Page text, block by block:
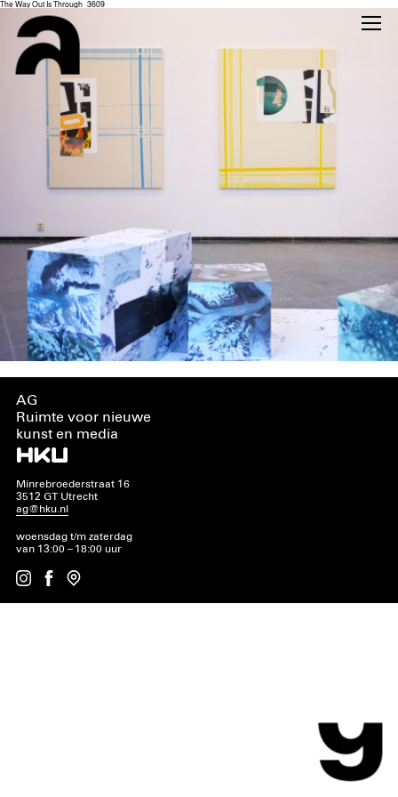
The Way Out Is Through_3609
AG
Ruimte voor nieuwe
kunst en media
Minrebroederstraat 16
3512 GT Utrecht
ag@hku.nl
woensdag t/m zaterdag
van 13:00 – 18:00 uur